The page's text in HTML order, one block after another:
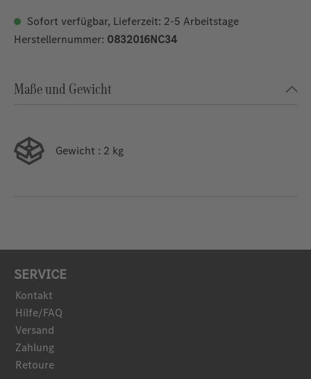
Sofort verfügbar, Lieferzeit: 2-5 Arbeitstage
Herstellernummer: 0832016NC34
Maße und Gewicht
Gewicht : 2 kg
SERVICE
Kontakt
Hilfe/FAQ
Versand
Zahlung
Retoure